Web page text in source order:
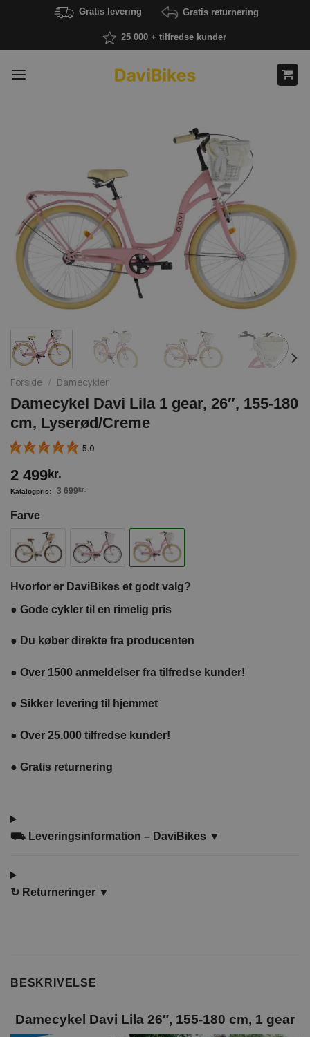
Gratis levering Gratis returnering
25 000 + tilfredse kunder
Forside / Damecykler
Damecykel Davi Lila 1 gear, 26″, 155-180
cm, Lyserød/Creme
5.0
2 499kr.
3 699 kr.
Farve
Hvorfor er DaviBikes et godt valg?
● Gode cykler til en rimelig pris
● Du køber direkte fra producenten
● Over 1500 anmeldelser fra tilfredse kunder!
● Sikker levering til hjemmet
● Over 25.000 tilfredse kunder!
● Gratis returnering
⛟ Leveringsinformation – DaviBikes ▼
↻ Returneringer ▼
BESKRIVELSE
Damecykel Davi Lila 26″, 155-180 cm, 1 gear